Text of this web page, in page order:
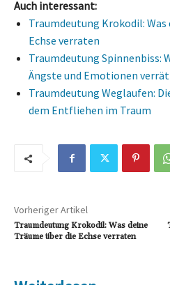
Auch interessant:
Traumdeutung Krokodil: Was
Echse verraten
Traumdeutung Spinnenbiss:
Ängste und Emotionen verrät
Traumdeutung Weglaufen:
dem Entfliehen im Traum
Vorheriger Artikel
Traumdeutung Krokodil: Was deine
Träume über die Echse verraten